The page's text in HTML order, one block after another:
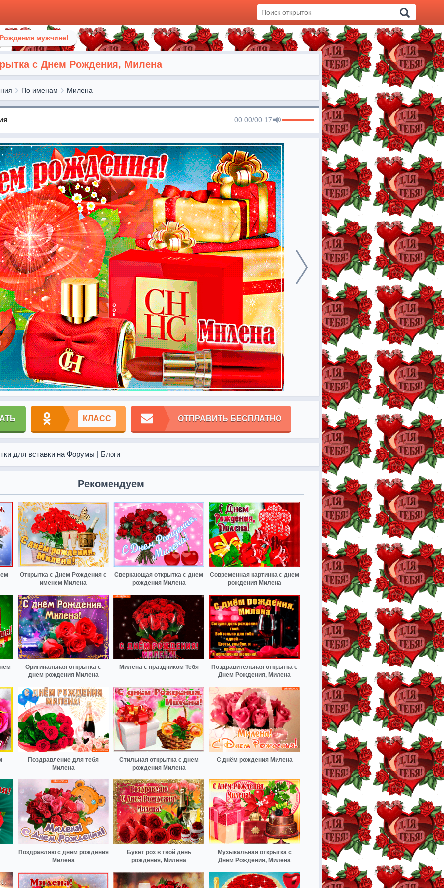
мужчине!
с Днем Рождения, Милена
По именам Милена
00:00/00:17
КЛАСС ОТПРАВИТЬ БЕСПЛАТНО
для вставки на Форумы | Блоги
Рекомендуем
Открытка с Днем Рождения с
именем Милена
Сверкающая открытка с днем
рождения Милена
Современная картинка с днем
рождения Милена
Оригинальная открытка с
днем рождения Милена
Милена с праздником Тебя
Поздравительная открытка с
Днем Рождения, Милена
Поздравление для тебя
Милена
Стильная открытка с днем
рождения Милена
С днём рождения Милена
Поздравляю с днём рождения
Милена
Букет роз в твой день
рождения, Милена
Музыкальная открытка с
Днем Рождения, Милена